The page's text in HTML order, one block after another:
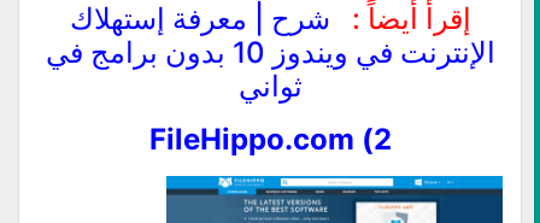
إقرأ أيضاً :
شرح | معرفة إستهلاك
الإنترنت في ويندوز 10 بدون برامج في
ثواني
2) FileHippo.com